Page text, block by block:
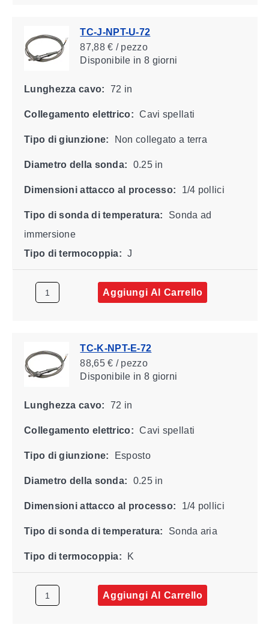
TC-J-NPT-U-72
87,88 € / pezzo
Disponibile in 8 giorni
Lunghezza cavo: 72 in
Collegamento elettrico: Cavi spellati
Tipo di giunzione: Non collegato a terra
Diametro della sonda: 0.25 in
Dimensioni attacco al processo: 1/4 pollici
Tipo di sonda di temperatura:
Sonda ad
immersione
Tipo di termocoppia: J
Aggiungi Al Carrello
TC-K-NPT-E-72
88,65 € / pezzo
Disponibile in 8 giorni
Lunghezza cavo: 72 in
Collegamento elettrico: Cavi spellati
Tipo di giunzione: Esposto
Diametro della sonda: 0.25 in
Dimensioni attacco al processo: 1/4 pollici
Tipo di sonda di temperatura: Sonda aria
Tipo di termocoppia: K
Aggiungi Al Carrello